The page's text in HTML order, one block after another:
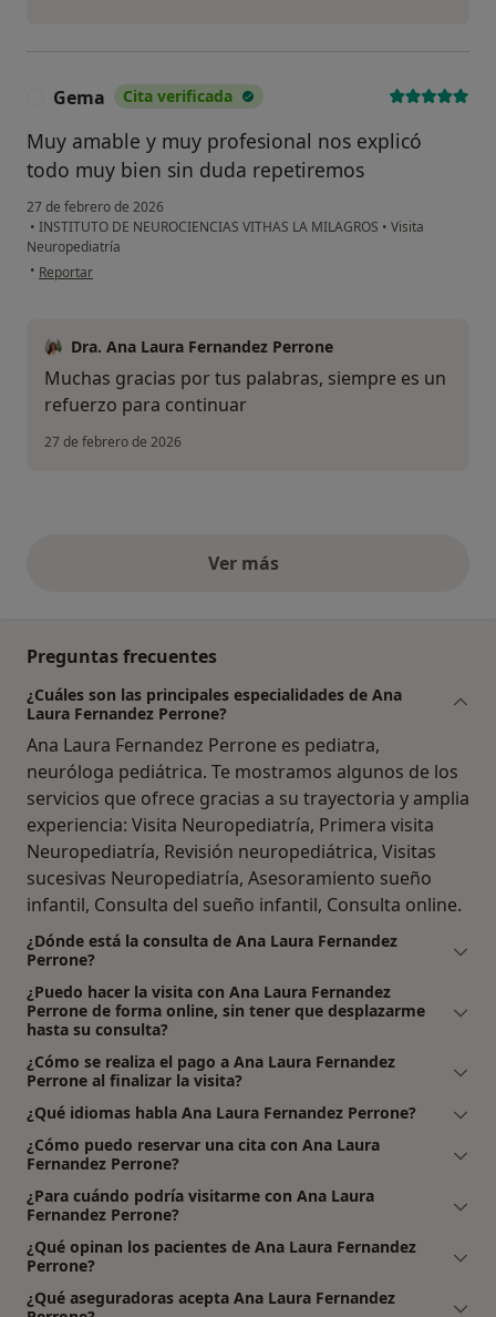
Gema Cita verificada
Muy amable y muy profesional nos explicó
todo muy bien sin duda repetiremos
27 de febrero de 2026
• INSTITUTO DE NEUROCIENCIAS VITHAS LA MILAGROS • Visita
Neuropediatría
• en opinión del usuario Gema
Reportar
Dra. Ana Laura Fernandez Perrone
Muchas gracias por tus palabras, siempre es un
refuerzo para continuar
27 de febrero de 2026
Ver másopiniones anteriores
Preguntas frecuentes
¿Cuáles son las principales especialidades de Ana
Laura Fernandez Perrone?
Ana Laura Fernandez Perrone es pediatra,
neuróloga pediátrica. Te mostramos algunos de los
servicios que ofrece gracias a su trayectoria y amplia
experiencia: Visita Neuropediatría, Primera visita
Neuropediatría, Revisión neuropediátrica, Visitas
sucesivas Neuropediatría, Asesoramiento sueño
infantil, Consulta del sueño infantil, Consulta online.
¿Dónde está la consulta de Ana Laura Fernandez
Perrone?
¿Puedo hacer la visita con Ana Laura Fernandez
Perrone de forma online, sin tener que desplazarme
hasta su consulta?
¿Cómo se realiza el pago a Ana Laura Fernandez
Perrone al finalizar la visita?
¿Qué idiomas habla Ana Laura Fernandez Perrone?
¿Cómo puedo reservar una cita con Ana Laura
Fernandez Perrone?
¿Para cuándo podría visitarme con Ana Laura
Fernandez Perrone?
¿Qué opinan los pacientes de Ana Laura Fernandez
Perrone?
¿Qué aseguradoras acepta Ana Laura Fernandez